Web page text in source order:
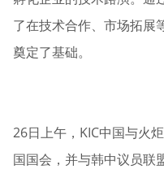
了在技术合作、市场拓展
奠定了基础。
26日上午，KIC中国与火
国国会，并与韩中议员联